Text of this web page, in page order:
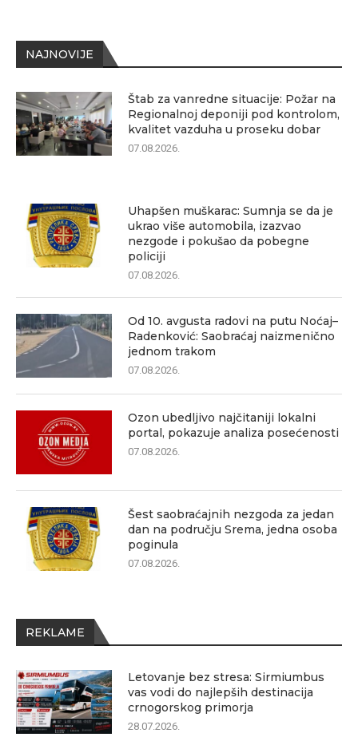
NAJNOVIJE
Štab za vanredne situacije: Požar na
Regionalnoj deponiji pod kontrolom,
kvalitet vazduha u proseku dobar
07.08.2026.
Uhapšen muškarac: Sumnja se da je
ukrao više automobila, izazvao
nezgode i pokušao da pobegne
policiji
07.08.2026.
Od 10. avgusta radovi na putu Noćaj–
Radenković: Saobraćaj naizmenično
jednom trakom
07.08.2026.
Ozon ubedljivo najčitaniji lokalni
portal, pokazuje analiza posećenosti
07.08.2026.
Šest saobraćajnih nezgoda za jedan
dan na području Srema, jedna osoba
poginula
07.08.2026.
REKLAME
Letovanje bez stresa: Sirmiumbus
vas vodi do najlepših destinacija
crnogorskog primorja
28.07.2026.